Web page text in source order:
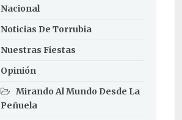
Nacional
Noticias De Torrubia
Nuestras Fiestas
Opinión
Mirando Al Mundo Desde La
Peñuela